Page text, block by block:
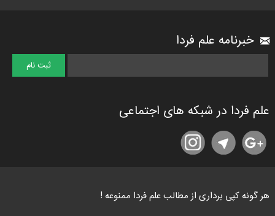
خبرنامه علم فردا
علم فردا در شبکه های اجتماعی
هر گونه کپی برداری از مطالب علم فردا ممنوعه !